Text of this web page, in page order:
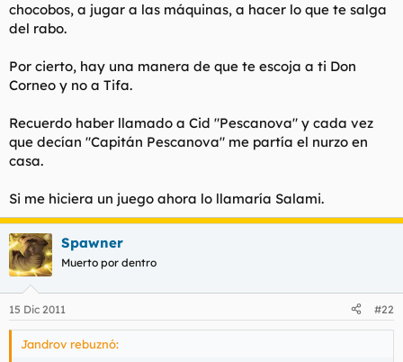
chocobos, a jugar a las máquinas, a hacer lo que te salga
del rabo.
Por cierto, hay una manera de que te escoja a ti Don
Corneo y no a Tifa.
Recuerdo haber llamado a Cid "Pescanova" y cada vez
que decían "Capitán Pescanova" me partía el nurzo en
casa.
Si me hiciera un juego ahora lo llamaría Salami.
Spawner
Muerto por dentro
15 Dic 2011 #22
Jandrov rebuznó: